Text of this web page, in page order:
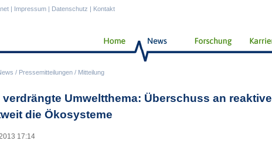
/ Pressemitteilungen / Mitteilung
| Impressum | Datenschutz | Kontakt
verdrängte Umweltthema: Überschuss an
die Ökosysteme
17:14